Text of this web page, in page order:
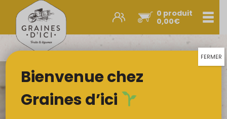
0 produit
0,00€
Promos et nouveautés
Légumes & œufs
Fruits
Viandes
Bienvenue chez
Graines d’ici
FERMER